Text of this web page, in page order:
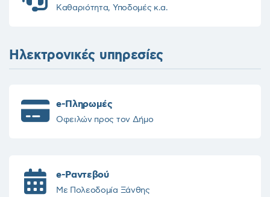
Καθαριότητα, Υποδομές κ.α.
Ηλεκτρονικές υπηρεσίες
e-Πληρωμές
Οφειλών προς τον Δήμο
e-Ραντεβού
Με Πολεοδομία Ξάνθης